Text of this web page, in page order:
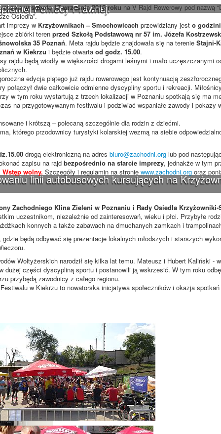
Pomocy Prawnej.
linii autobusowych kursujących na
w sobotę 17 września 2016 rokuna V Rajd Rowerowy pod nazwą
Osiedla”.
imprezy w Krzyżownikach – Smochowicach przewidziany jest o
zbiórki teren przed Szkołą Podstawową nr 57 im. Józefa
35 Poznań. Meta rajdu będzie znajdowała się na terenie Stajni-
w Kiekrzu i będzie otwarta od godz. 15.00.
rajdu będą wiodły w większości drogami leśnymi i mało uczęszczanymi
edycja piątego już rajdu rowerowego jest kontynuacją
połączył dwie całkowicie odmienne dyscypliny sportu i rekreacji.
w tym roku wystartują z trzech lokalizacji w Poznaniu spotkają się ma
na przygotowywanym festiwalu i podziwiać wspaniałe zawody i pokazy
i krótszą – polecaną szczególnie dla rodzin z dziećmi.
którego przodownicy turystyki kolarskiej wezmą na siebie
drogą elektroniczną na adres biuro@zachodni.org lub pod
zapisu na rajd bezpośrednio na starcie imprezy, jednakże w tym
Wstęp wolny. Szczegóły i regulamin na stronie www.zachodni.org oraz
Zachodniego Klina Zieleni w Poznaniu i Rady Osiedla
uczestnikom, niezależnie od zainteresowań, wieku i płci. Przybyłe
konnych a także zabawach na dmuchanych zamkach i
będą odbywać się prezentacje lokalnych młodszych i starszych
Woltyżerskich narodził się kilka lat temu. Mateusz i Hubert Kaliński -
części dyscypliną sportu i postanowili ją wskrzesić. W tym roku
przybędą zawodnicy z całego regionu.
w Kiekrzu to nowatorska inicjatywa społeczników i okazja